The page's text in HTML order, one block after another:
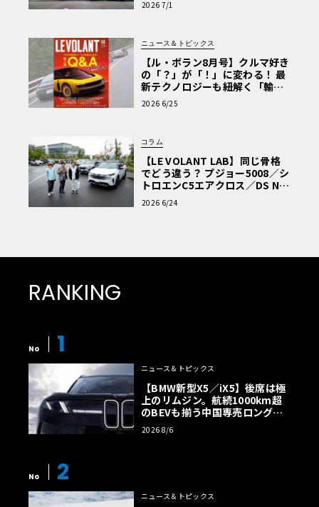
2026 7/1
ニュース＆トピックス
【ル・ボラン8月号】クルマ好き
の「？」が「！」に変わる！ 最
新テクノロジーも紐解く「輸入
車Q&A」
2026 6/25
コラム
【LE VOLANT LAB】同じ骨格
でどう違う？ プジョー5008／シ
トロエンC5エアクロス／DS Nº4
読者一気乗りレポート
2026 6/24
RANKING
No 1
ニュース＆トピックス
【BMW新型X5／iX5】後席は極
上のリムジン。航続1000km超
のBEVも揃う中国専売ロング仕
様の全貌
2026 8/6
No 2
ニュース＆トピックス